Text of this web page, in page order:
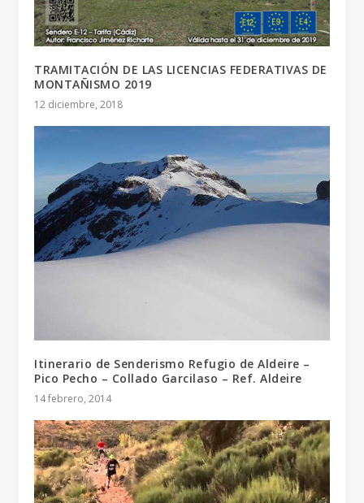
TRAMITACIÓN DE LAS LICENCIAS FEDERATIVAS DE
MONTAÑISMO 2019
12 diciembre, 2018
Itinerario de Senderismo Refugio de Aldeire –
Pico Pecho – Collado Garcilaso – Ref. Aldeire
14 febrero, 2014